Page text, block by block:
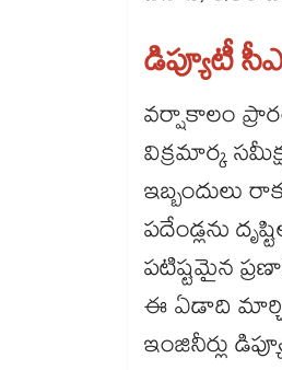
డిప్యూటీ
వర్షాకాలం
విక్రమార్క
ఇబ్బందులు
ప‌‌‌‌‌‌‌‌‌‌‌‌‌‌‌‌‌‌‌‌‌‌‌‌‌‌‌‌‌‌‌‌‌‌‌‌‌‌‌‌‌‌‌‌‌‌‌‌‌‌‌‌‌‌‌‌‌‌‌‌‌‌‌‌‌‌‌‌‌‌‌‌‌‌‌‌‌‌‌‌‌‌‌‌‌‌‌‌‌‌‌‌‌‌‌‌‌‌‌‌‌‌‌‌‌‌‌‌‌‌‌‌‌‌‌‌‌‌‌‌‌‌‌‌‌‌‌‌దేండ్లను
పటిష్టమైన
ఈ ఏడాది మార్చి
ఇంజినీర్లు